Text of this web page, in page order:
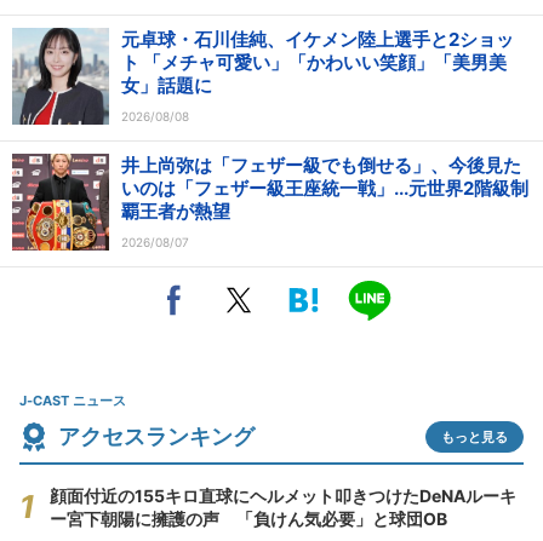
元卓球・石川佳純、イケメン陸上選手と2ショッ
ト 「メチャ可愛い」「かわいい笑顔」「美男美
女」話題に
2026/08/08
井上尚弥は「フェザー級でも倒せる」、今後見た
いのは「フェザー級王座統一戦」...元世界2階級制
覇王者が熱望
2026/08/07
J-CAST ニュース
アクセスランキング もっと見る
顔面付近の155キロ直球にヘルメット叩きつけたDeNAルーキ
ー宮下朝陽に擁護の声 「負けん気必要」と球団OB